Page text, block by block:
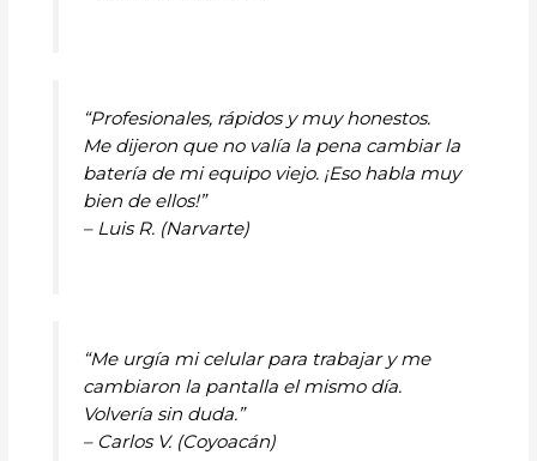
“Profesionales, rápidos y muy honestos.
Me dijeron que no valía la pena cambiar la
batería de mi equipo viejo. ¡Eso habla muy
bien de ellos!”
– Luis R. (Narvarte)
“Me urgía mi celular para trabajar y me
cambiaron la pantalla el mismo día.
Volvería sin duda.”
– Carlos V. (Coyoacán)